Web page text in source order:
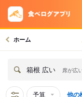
ホーム
箱根 広い 席が広
予算 他の